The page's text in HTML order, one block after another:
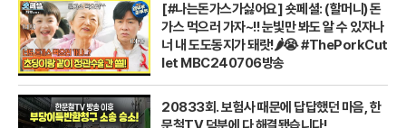
[#나는돈가스가싫어요] 숏페셜: (할머니) 돈
가스 먹으러 가자~!! 눈빛만 봐도 알 수 있자나
너 내 도도동지가 돼랏!🌶️😭 #ThePorkCut
let MBC240706방송
20833회. 보험사 때문에 답답했던 마음, 한